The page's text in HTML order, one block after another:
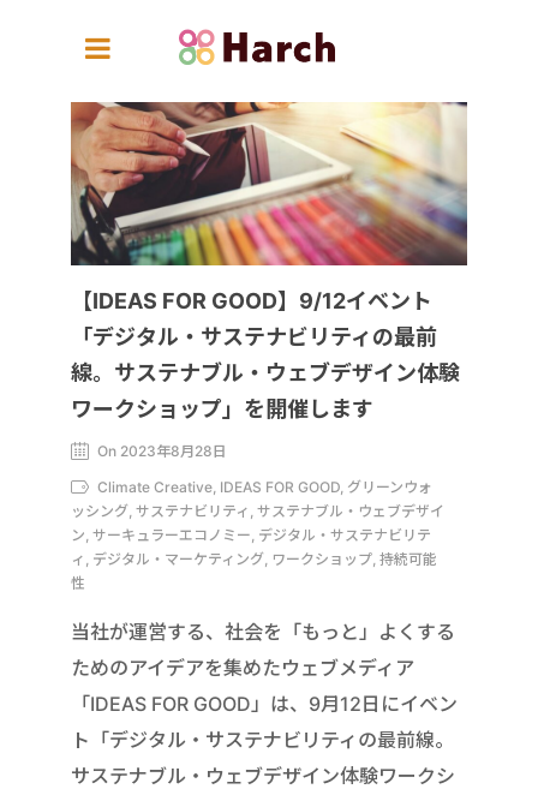
【IDEAS FOR GOOD】9/12イベント
「デジタル・サステナビリティの最前
線。サステナブル・ウェブデザイン体験
ワークショップ」を開催します
On 2023年8月28日
Climate Creative, IDEAS FOR GOOD, グリーンウォ
ッシング, サステナビリティ, サステナブル・ウェブデザイ
ン, サーキュラーエコノミー, デジタル・サステナビリテ
ィ, デジタル・マーケティング, ワークショップ, 持続可能
性
当社が運営する、社会を「もっと」よくする
ためのアイデアを集めたウェブメディア
「IDEAS FOR GOOD」は、9月12日にイベン
ト「デジタル・サステナビリティの最前線。
サステナブル・ウェブデザイン体験ワークシ